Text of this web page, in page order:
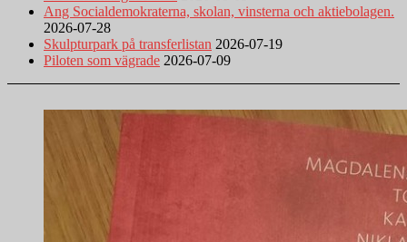
Ang Socialdemokraterna, skolan, vinsterna och aktiebolagen.
2026-07-28
Skulpturpark på transferlistan 2026-07-19
Piloten som vägrade 2026-07-09